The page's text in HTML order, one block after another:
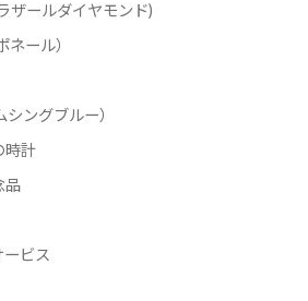
ザールダイヤモンド)
ール）
ングブルー）
時計
品
ビス